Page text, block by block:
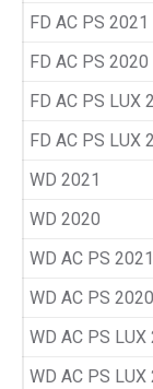
FD AC PS 2021
FD AC PS 2020
FD AC PS LUX
FD AC PS LUX
WD 2021
WD 2020
WD AC PS 2021
WD AC PS 2020
WD AC PS LUX
WD AC PS LUX